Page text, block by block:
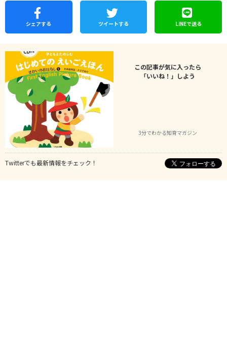
シェアする ツイートする LINEで送る
この記事が気に入ったら
「いいね！」しよう
3分でわかる知育マガジン
Twitterでも最新情報をチェック！